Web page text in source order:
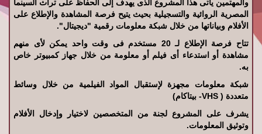
والمهتمين يأتى هذا المشروع الذى يهدف إلى الحفاظ على تراث السينما
المصرية الروائية والتسجيلية بحيث يتيح فرصة المشاهدة والإطلاع على
الأفلام وبياناتها من خلال شبكة معلومات رقمية "ديجيتال".
تتاح فرصة الإطلاع لـ 20 مستخدم فى وقت واحد يمكن لأى منهم
مشاهدة أو استدعاء أى فيلم أو معلومة من خلال جهاز كمبيوتر خاص
به.
شبكة معلومات مجهزة لإستقبال المواد الفيلمية من خلال وسائط
متعددة ( VHS- بيتاكام)
يشرف على المشروع لجنة من المتخصصين لاختيار وإدخال الأفلام
وتوثيق المعلومات.